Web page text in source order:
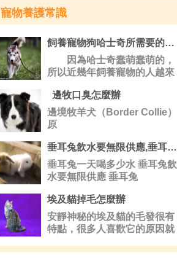
寵物養護常識
飼養寵物狗哈士奇所需要的條件有哪些？
因為哈士奇蠢萌蠢萌的，
所以近幾年飼養寵物的人越來
邊牧口臭怎麼辦
邊境牧羊犬（Border Collie）
原
垂耳兔飲水要無限供應,垂耳兔怎麼養
垂耳兔一天喝多少水 垂耳兔飲
水要無限供應 垂耳兔
埃及貓掉毛怎麼辦
安靜神秘的埃及貓的毛發很有
特點，很多人喜歡它的原因就